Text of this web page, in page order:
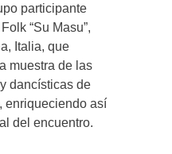
participante
“Su Masu”,
Italia, que
muestra de las
dancísticas de
enriqueciendo así
del encuentro.